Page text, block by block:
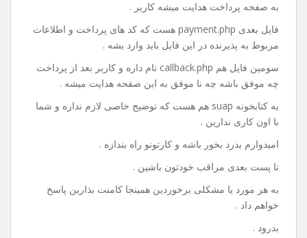
بعد این یادم اومد که خودم اخیرا سر اتصال به درگاه بانک ملت
کلی مشکل خوردم و کلی هم تلاش کردم تا به یه نتیجه ی ایده
آل رسیدم .
خوب من داخل فایلی که واسه دانلود قرار دادم یه نمونه ی
کامل از کد ها قرار دادم که دارای یک صفحه index.php هست
که در این صفحه مبلغ رو دریافت و با فشردن گزینه ی پرداخت
به صفحه پرداخت هدایت میشه کاربر .
مربوط به پذیرنده در این فایل باید وارد بشه .
سومین فایل هم callback.php نام داره و کاربر بعد از پرداخت
چه موفق باشه چه نا موفق به این صفحه هدایت میشه .